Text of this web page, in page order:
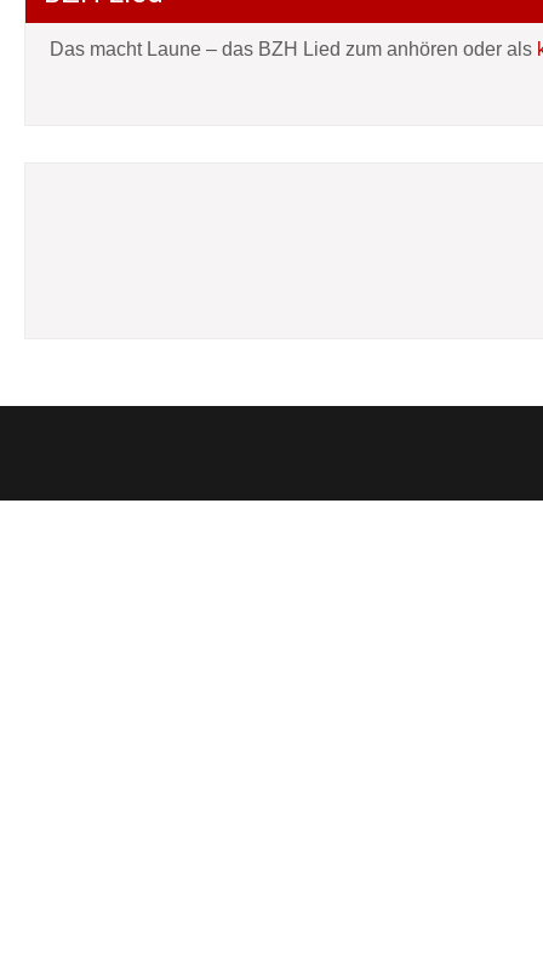
Das macht Laune – das BZH Lied zum anhören oder als